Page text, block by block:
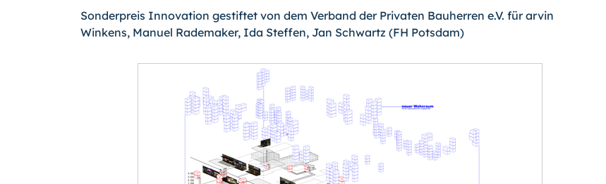
Sonderpreis Innovation gestiftet von dem Verband der Privaten Bauherren e.V. für arvin
Winkens, Manuel Rademaker, Ida Steffen, Jan Schwartz (FH Potsdam)